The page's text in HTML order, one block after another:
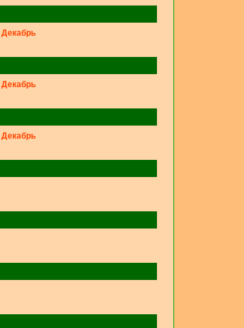
Декабрь
Декабрь
Декабрь